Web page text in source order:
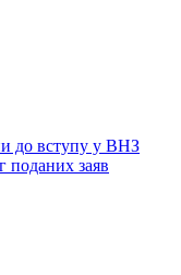
до вступу у ВНЗ
поданих заяв